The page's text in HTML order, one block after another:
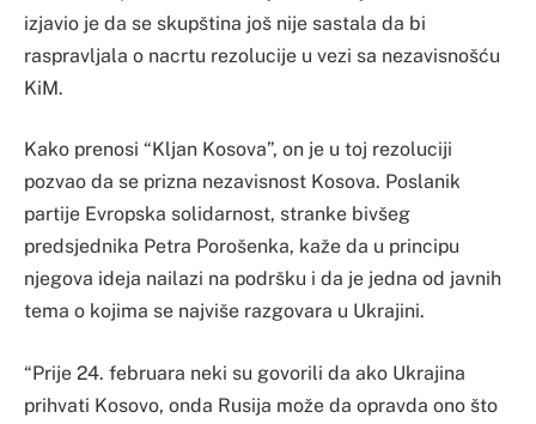
izjavio je da se skupština još nije sastala da bi
raspravljala o nacrtu rezolucije u vezi sa nezavisnošću
KiM.
Kako prenosi “Kljan Kosova”, on je u toj rezoluciji
pozvao da se prizna nezavisnost Kosova. Poslanik
partije Evropska solidarnost, stranke bivšeg
predsjednika Petra Porošenka, kaže da u principu
njegova ideja nailazi na podršku i da je jedna od javnih
tema o kojima se najviše razgovara u Ukrajini.
“Prije 24. februara neki su govorili da ako Ukrajina
prihvati Kosovo, onda Rusija može da opravda ono što